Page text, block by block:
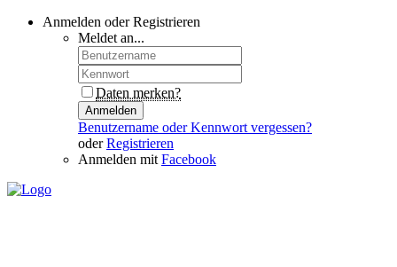
Anmelden oder Registrieren
Meldet an...
Daten merken?
Anmelden
Benutzername oder Kennwort vergessen?
oderRegistrieren
Anmelden mit Facebook